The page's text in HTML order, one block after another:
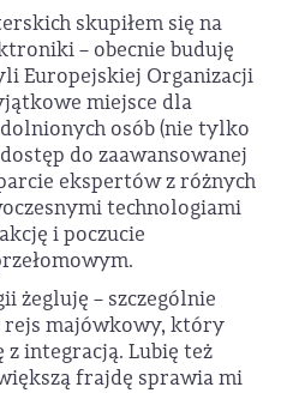
skupiłem się na
– obecnie buduję
Europejskiej Organizacji
miejsce dla
osób (nie tylko
do zaawansowanej
ekspertów z różnych
technologiami
i poczucie
żegluję – szczególnie
rejs majówkowy, który
z integracją. Lubię też
frajdę sprawia mi